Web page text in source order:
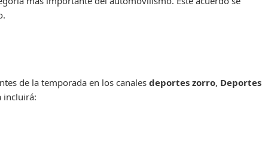
de la temporada en los canalesdeportes zorro, Deportes
incluirá: